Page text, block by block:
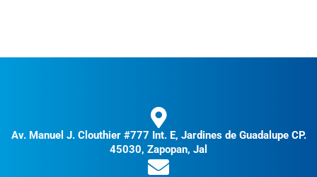
Av. Manuel J. Clouthier #777 Int. E, Jardines de Guadalupe CP.
45030, Zapopan, Jal